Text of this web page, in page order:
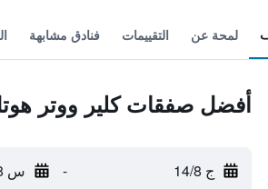
لمحة عن التقييمات فنادق مشابهة
أفضل صفقات كلير ووتر
ج 14/8 - س 15/8